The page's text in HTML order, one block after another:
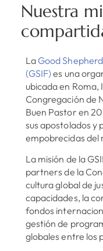
Nuestra
La Good
(GSIF) es una
ubicada en
Congregación de
Buen Pastor en
sus apostolados y
empobrecidas del
La misión de la
partners de la
cultura global de
capacidades, la
fondos
gestión de
globales entre los